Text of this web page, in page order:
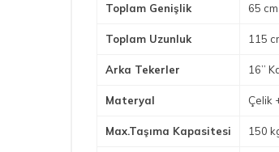
Toplam Genişlik 65 cm
Toplam Uzunluk 115
Arka Tekerler 16’’
Materyal Çelik
Max.Taşıma Kapasitesi 150